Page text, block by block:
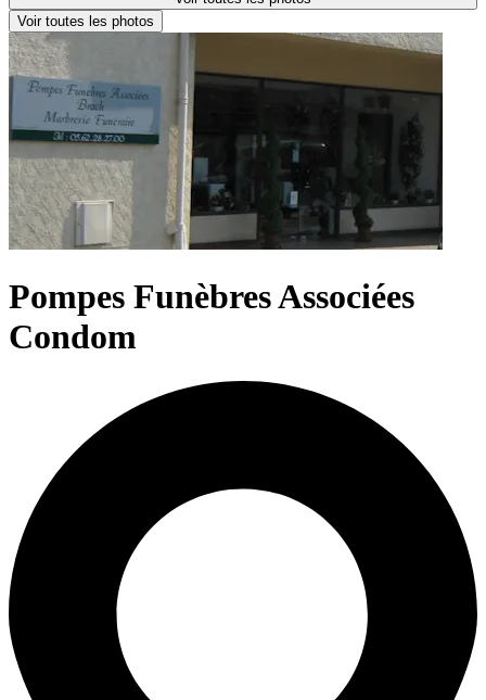
Voir toutes les photos
Pompes Funèbres Associées
Condom